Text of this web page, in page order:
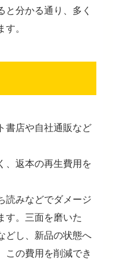
と分かる通り、多く
。
書店や自社通販など
、返本の再生費用を
読みなどでダメージ
す。三面を磨いた
どし、新品の状態へ
この費用を削減でき